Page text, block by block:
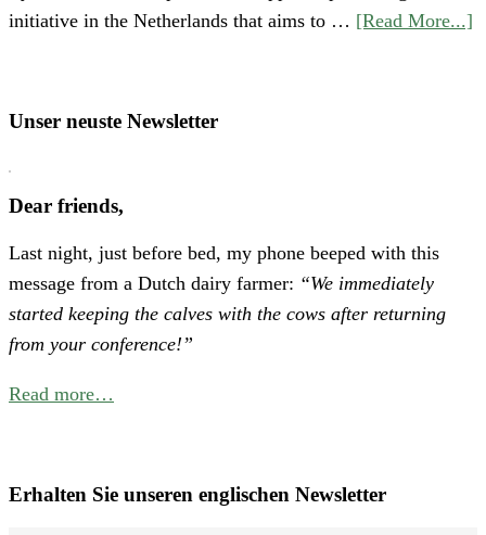
initiative in the Netherlands that aims to … [Read More...]
Unser neuste Newsletter
Dear friends,
Last night, just before bed, my phone beeped with this
message from a Dutch dairy farmer: “We immediately
started keeping the calves with the cows after returning
from your conference!”
Read more…
Erhalten Sie unseren englischen Newsletter